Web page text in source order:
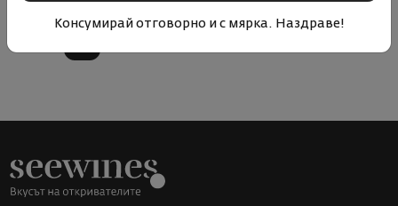
Консумирай отговорно и с мярка. Наздраве!